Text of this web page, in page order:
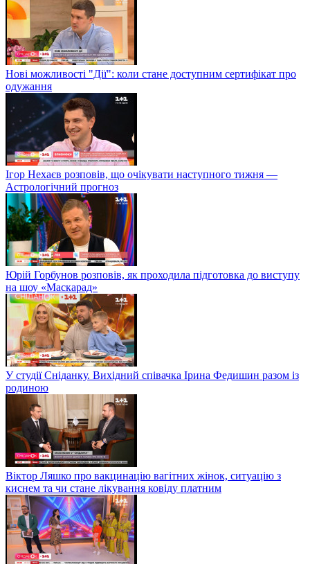
Нові можливості "Дії": коли стане доступним сертифікат про
одужання
Ігор Нехаєв розповів, що очікувати наступного тижня —
Астрологічний прогноз
Юрій Горбунов розповів, як проходила підготовка до виступу
на шоу «Маскарад»
У студії Сніданку. Вихідний співачка Ірина Федишин разом із
родиною
Віктор Ляшко про вакцинацію вагітних жінок, ситуацію з
киснем та чи стане лікування ковіду платним